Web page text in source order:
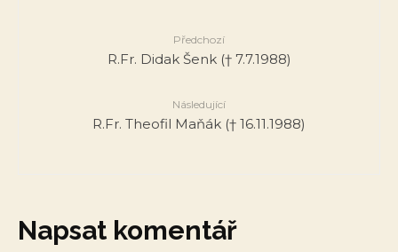
Předchozí
R.Fr. Didak Šenk († 7.7.1988)
Následující
R.Fr. Theofil Maňák († 16.11.1988)
Napsat komentář